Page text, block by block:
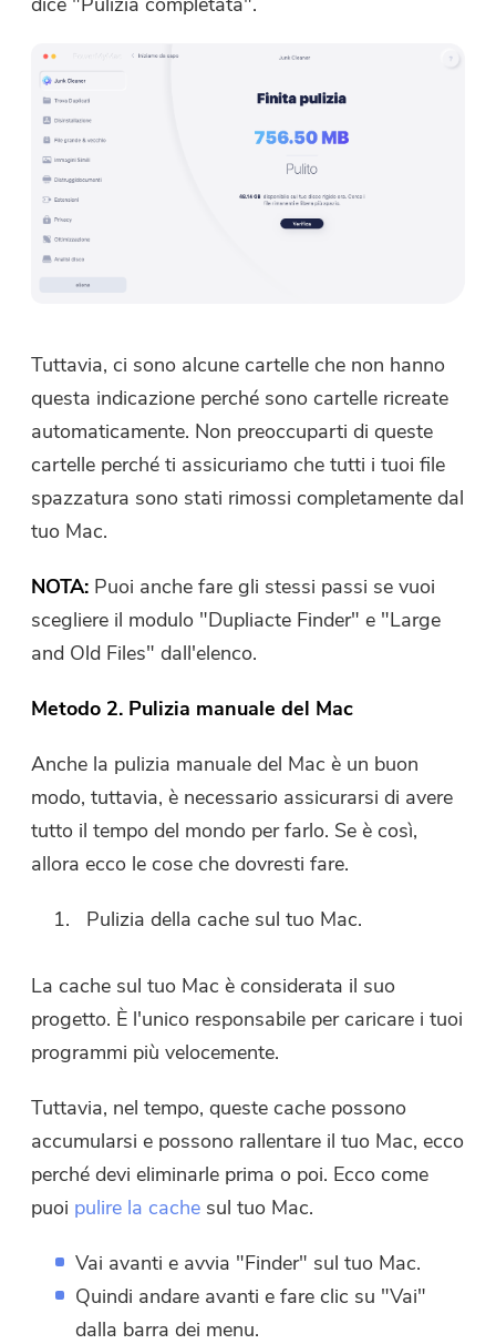
Tuttavia, ci sono alcune cartelle che non hanno
questa indicazione perché sono cartelle ricreate
automaticamente. Non preoccuparti di queste
cartelle perché ti assicuriamo che tutti i tuoi file
spazzatura sono stati rimossi completamente dal
tuo Mac.
NOTA: Puoi anche fare gli stessi passi se vuoi
scegliere il modulo "Dupliacte Finder" e "Large
and Old Files" dall'elenco.
Metodo 2. Pulizia manuale del Mac
Anche la pulizia manuale del Mac è un buon
modo, tuttavia, è necessario assicurarsi di avere
tutto il tempo del mondo per farlo. Se è così,
allora ecco le cose che dovresti fare.
Pulizia della cache sul tuo Mac.
La cache sul tuo Mac è considerata il suo
progetto. È l'unico responsabile per caricare i tuoi
programmi più velocemente.
Tuttavia, nel tempo, queste cache possono
accumularsi e possono rallentare il tuo Mac, ecco
perché devi eliminarle prima o poi. Ecco come
puoi pulire la cache sul tuo Mac.
Vai avanti e avvia "Finder" sul tuo Mac.
Quindi andare avanti e fare clic su "Vai"
dalla barra dei menu.
Mac. Puoi inserire il tuo indirizzo
vuoi comprare il software, clicca
Negozio.
Grazie per il tuo abbonamento!
Grazie per il tuo abbonamento!
Il link per il download e il codice
coupon sono stati inviati alla tua
emailuser@email.com. Puoi anche
Acquista
Ora